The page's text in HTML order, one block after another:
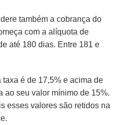
também a cobrança do
com a alíquota de
até 180 dias. Entre 181 e
é de 17,5% e acima de
ao seu valor mínimo de 15%.
esses valores são retidos na